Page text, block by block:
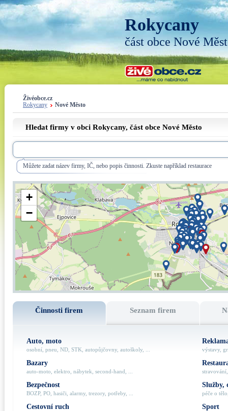
Rokycany
část obce Nové
Živéobce.cz
Rokycany
Nové Město
Hledat firmy v obci Rokycany, část obce Nové Město
Můžete zadat název firmy, IČ, nebo popis činnosti. Zkuste například restaurace
+
−
Činnosti firem Seznam firem
Auto, moto
osobní, pneu, ND, STK, autopůjčovny, autoškoly, ...
Bazary
auto-moto, elektro, nábytek, second-hand, ...
Bezpečnost
BOZP, PO, hasiči, alarmy, trezory, potřeby, ...
Cestovní ruch
výstavy,
Služby,
péče o
Sport